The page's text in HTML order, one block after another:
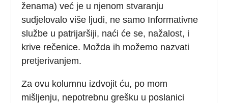
ženama) već je u njenom stvaranju
sudjelovalo više ljudi, ne samo Informativne
službe u patrijaršiji, naći će se, nažalost, i
krive rečenice. Možda ih možemo nazvati
pretjerivanjem.
Za ovu kolumnu izdvojit ću, po mom
mišljenju, nepotrebnu grešku u poslanici